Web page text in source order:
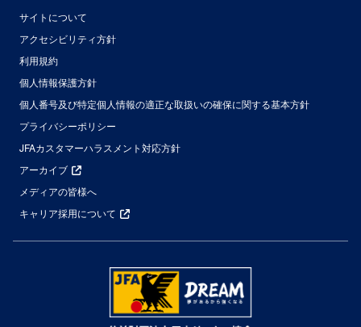
サイトについて
アクセシビリティ方針
利用規約
個人情報保護方針
個人番号及び特定個人情報の適正な取扱いの確保に関する基本方針
プライバシーポリシー
JFAカスタマーハラスメント対応方針
アーカイブ
メディアの皆様へ
キャリア採用について